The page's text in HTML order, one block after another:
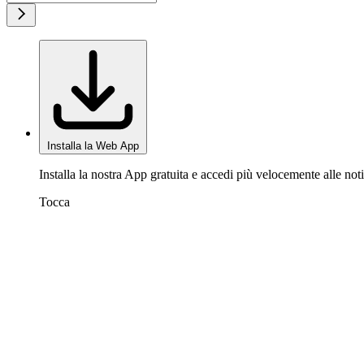
Installa la Web App
Installa la nostra App gratuita e accedi più velocemente alle
Tocca